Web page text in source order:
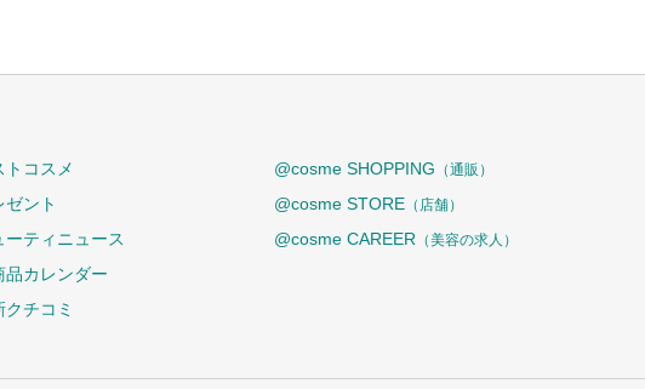
トコスメ
ゼント
ーティニュース
品カレンダー
クチコミ
@cosme SHOPPING （通販）
@cosme STORE （店舗）
@cosme CAREER （美容の求人）